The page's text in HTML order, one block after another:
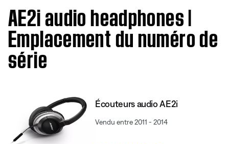
AE2i audio headphones |
Emplacement du numéro de
série
Écouteurs audio AE2i
Vendu entre 2011 - 2014